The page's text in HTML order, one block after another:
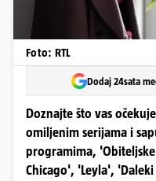
Foto: RTL
Dodaj 24sata
Doznajte što vas
omiljenim serijama i
programima,
Chicago', 'Leyla',